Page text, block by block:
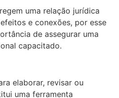
uma relação jurídica
e conexões, por esse
de assegurar uma
capacitado.
elaborar, revisar ou
uma ferramenta